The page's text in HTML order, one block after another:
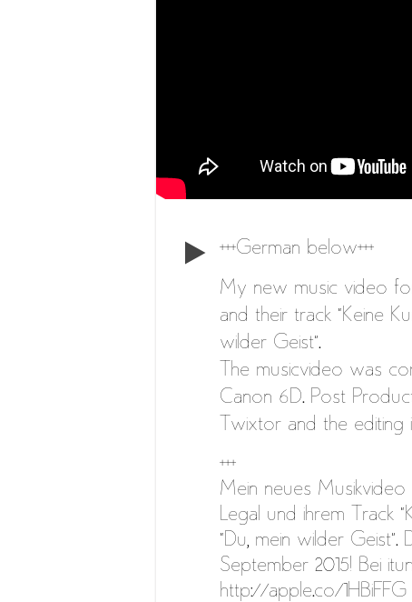
+++German below+++
My new music video
and their track “Keine
wilder Geist”.
The musicvideo was
Canon 6D. Post
Twixtor and the editing
+++
Mein neues
Legal und ihrem Track
“Du, mein wilder Geist”.
September 2015! Bei
http://apple.co/